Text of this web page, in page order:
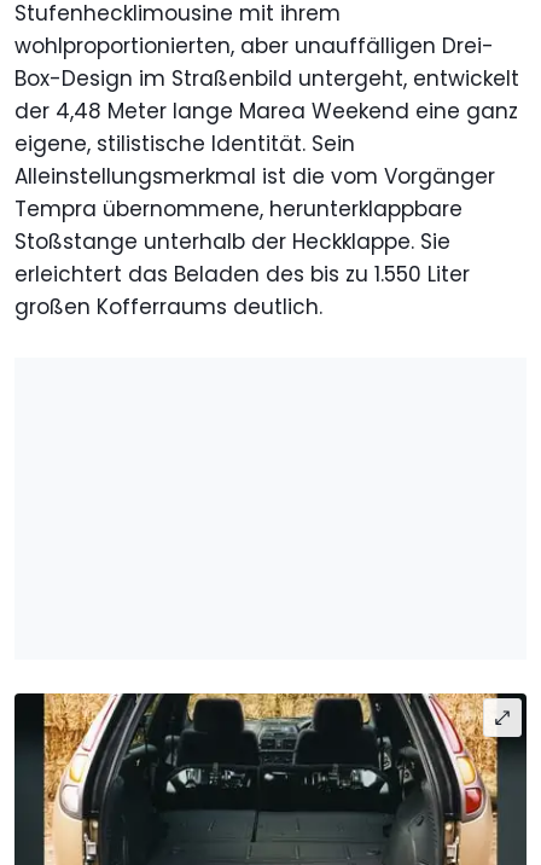
Stufenhecklimousine mit ihrem
wohlproportionierten, aber unauffälligen Drei-
Box-Design im Straßenbild untergeht, entwickelt
der 4,48 Meter lange Marea Weekend eine ganz
eigene, stilistische Identität. Sein
Alleinstellungsmerkmal ist die vom Vorgänger
Tempra übernommene, herunterklappbare
Stoßstange unterhalb der Heckklappe. Sie
erleichtert das Beladen des bis zu 1.550 Liter
großen Kofferraums deutlich.